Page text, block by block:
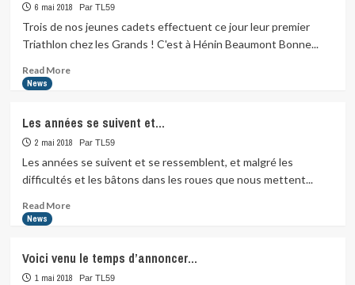
le
temps
les
gagnants…
6 mai 2018 Par TL59
Trois de nos jeunes cadets effectuent ce jour leur premier
Triathlon chez les Grands ! C'est à Hénin Beaumont Bonne...
Read MoreRead
de
nos
effectuent
ce
News
Les années se suivent et…
2 mai 2018 Par TL59
Les années se suivent et se ressemblent, et malgré les
difficultés et les bâtons dans les roues que nous mettent...
Read MoreRead
années
se
News
Voici venu le temps d’annoncer…
1 mai 2018 Par TL59